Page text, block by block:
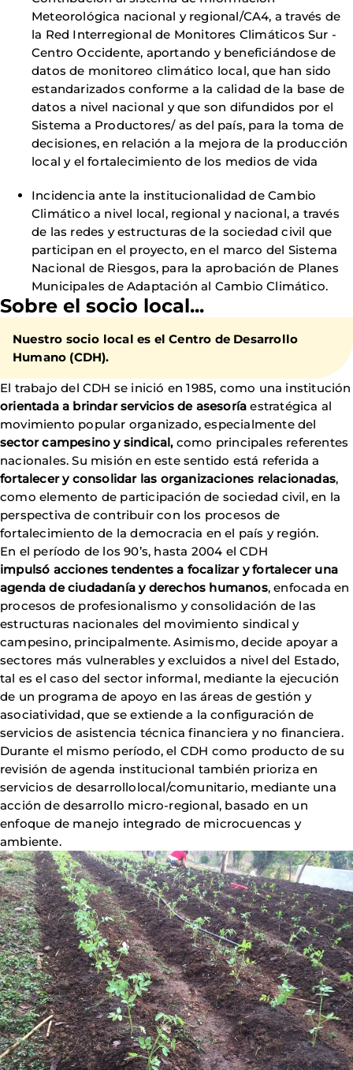
Meteorológica nacional y regional/CA4, a través de
la Red Interregional de Monitores Climáticos Sur -
Centro Occidente, aportando y beneficiándose de
datos de monitoreo climático local, que han sido
estandarizados conforme a la calidad de la base de
datos a nivel nacional y que son difundidos por el
Sistema a Productores/ as del país, para la toma de
decisiones, en relación a la mejora de la producción
local y el fortalecimiento de los medios de vida
Incidencia ante la institucionalidad de Cambio
Climático a nivel local, regional y nacional, a través
de las redes y estructuras de la sociedad civil que
participan en el proyecto, en el marco del Sistema
Nacional de Riesgos, para la aprobación de Planes
Municipales de Adaptación al Cambio Climático.
Sobre el socio local...
Nuestro socio local es el Centro de Desarrollo
Humano (CDH).
El trabajo del CDH se inició en 1985, como una institución
orientada a brindar servicios de asesoría estratégica al
movimiento popular organizado, especialmente del
sector campesino y sindical,como principales referentes
nacionales. Su misión en este sentido está referida a
fortalecer y consolidar las organizaciones relacionadas,
como elemento de participación de sociedad civil, en la
perspectiva de contribuir con los procesos de
fortalecimiento de la democracia en el país y región.
En el período de los 90’s, hasta 2004 el CDH
impulsó acciones tendentes a focalizar y fortalecer una
agenda de ciudadanía y derechos humanos, enfocada en
procesos de profesionalismo y consolidación de las
estructuras nacionales del movimiento sindical y
campesino, principalmente. Asimismo, decide apoyar a
sectores más vulnerables y excluidos a nivel del Estado,
tal es el caso del sector informal, mediante la ejecución
de un programa de apoyo en las áreas de gestión y
asociatividad, que se extiende a la configuración de
servicios de asistencia técnica financiera y no financiera.
Durante el mismo período, el CDH como producto de su
revisión de agenda institucional también prioriza en
servicios de desarrollolocal/comunitario, mediante una
acción de desarrollo micro-regional, basado en un
enfoque de manejo integrado de microcuencas y
ambiente.